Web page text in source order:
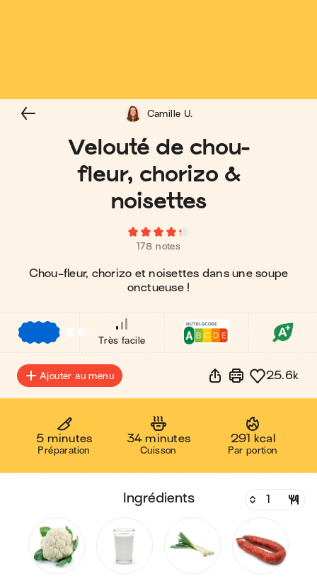
Velouté de chou-
fleur, chorizo &
noisettes
178 notes
Chou-fleur, chorizo et noisettes dans une soupe
onctueuse !
Camille U.
€€
Très facile
Ajouter au menu 25.6k
5 minutes
Préparation
34 minutes
Cuisson
291 kcal
Par portion
ingrédients